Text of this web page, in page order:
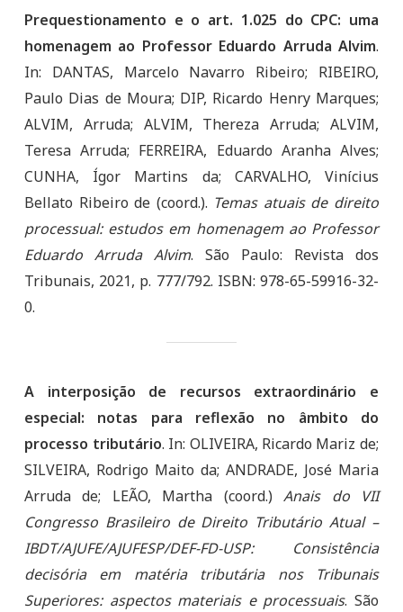
Prequestionamento e o art. 1.025 do CPC: uma
homenagem ao Professor Eduardo Arruda Alvim.
In: DANTAS, Marcelo Navarro Ribeiro; RIBEIRO,
Paulo Dias de Moura; DIP, Ricardo Henry Marques;
ALVIM, Arruda; ALVIM, Thereza Arruda; ALVIM,
Teresa Arruda; FERREIRA, Eduardo Aranha Alves;
CUNHA, Ígor Martins da; CARVALHO, Vinícius
Bellato Ribeiro de (coord.). Temas atuais de direito
processual: estudos em homenagem ao Professor
Eduardo Arruda Alvim. São Paulo: Revista dos
Tribunais, 2021, p. 777/792. ISBN: 978-65-59916-32-
0.
A interposição de recursos extraordinário e
especial: notas para reflexão no âmbito do
processo tributário. In: OLIVEIRA, Ricardo Mariz de;
SILVEIRA, Rodrigo Maito da; ANDRADE, José Maria
Arruda de; LEÃO, Martha (coord.)Anais do VII
Congresso Brasileiro de Direito Tributário Atual –
IBDT/AJUFE/AJUFESP/DEF-FD-USP: Consistência
decisória em matéria tributária nos Tribunais
Superiores: aspectos materiais e processuais. São